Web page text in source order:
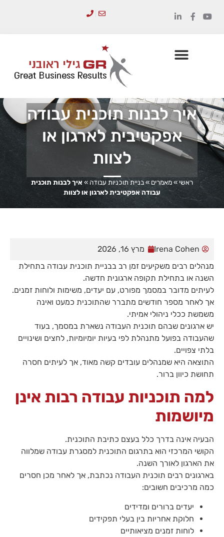
איך לבנות תוכנית עבודה
אפקטיבית לארגון או
לצוות
ראשי»מאמרים»בניית תוכניות עבודה » איך לבנות תוכנית
עבודה אפקטיבית לארגון או לצוות
Irena Cohen
מרץ 16, 2026
מנהלים רבים משקיעים זמן רב בבניית תוכנית עבודה בתחילת
השנה או בתחילת תקופה ארגונית חדשה.
לעיתים מדובר במסמך מפורט, עם יעדים, משימות ולוחות זמנים.
אך לאחר מספר חודשים מתברר שהתוכנית כמעט ואינה
משמשת ככלי ניהולי אמיתי.
יש ארגונים שבהם תוכנית העבודה נשארת במסמך, בעוד
שהעבודה בפועל מתנהלת לפי בעיות יומיומיות, לחצים ושינויים
בלתי צפויים.
התוצאה היא שמנהלים עובדים קשה מאוד, אך לעיתים חסרה
תחושת כיוון ברור.
למה תוכניות עבודה רבות אינן
מיושמות
הבעיה אינה בדרך כלל בעצם כתיבת התוכנית.
הקושי המרכזי הוא בתרגום התוכנית למסגרת עבודה שמלווה
את הארגון לאורך השנה.
בארגונים רבים תוכנית העבודה נכתבת, אך לאחר מכן חסרים
כמה מרכיבים חשובים:
יעדים ברורים ומדידים
חלוקת אחריות בין בעלי תפקידים
לוחות זמנים מציאותיים
הכרחי
קובצי
Cookie
אלו אינם
אופציונליים.
נדרשים
להפעלת
האתר.
סטטיסטיקות
כדי שנוכל
לשפר את
תפקוד האתר
בהתבסס על
באתר.